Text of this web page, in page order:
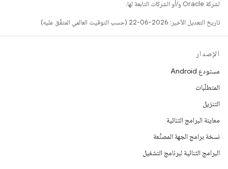
لشركة Oracle و/أو الشركات التابعة لها.
تاريخ التعديل الأخير: 2026-06-22 (حسب التوقيت العالمي المتفَّق عليه)
الإصدار
مستودع Android
المتطلّبات
التنزيل
معاينة البرامج الثنائية
نسخة برامج الجهة المصنِّعة
البرامج الثنائية لبرنامج التشغيل